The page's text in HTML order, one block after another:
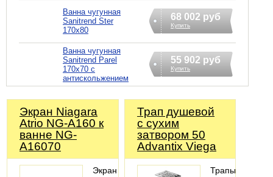
Ванна чугунная
Sanitrend Ster
170х80
68 002 руб
Купить
Ванна чугунная
Sanitrend Parel
170х70 с
антискольжением
55 902 руб
Купить
Экран Niagara
Atrio NG-A160 к
ванне NG-
A16070
Экран
Трап душевой
с сухим
затвором 50
Advantix Viega
Трапы